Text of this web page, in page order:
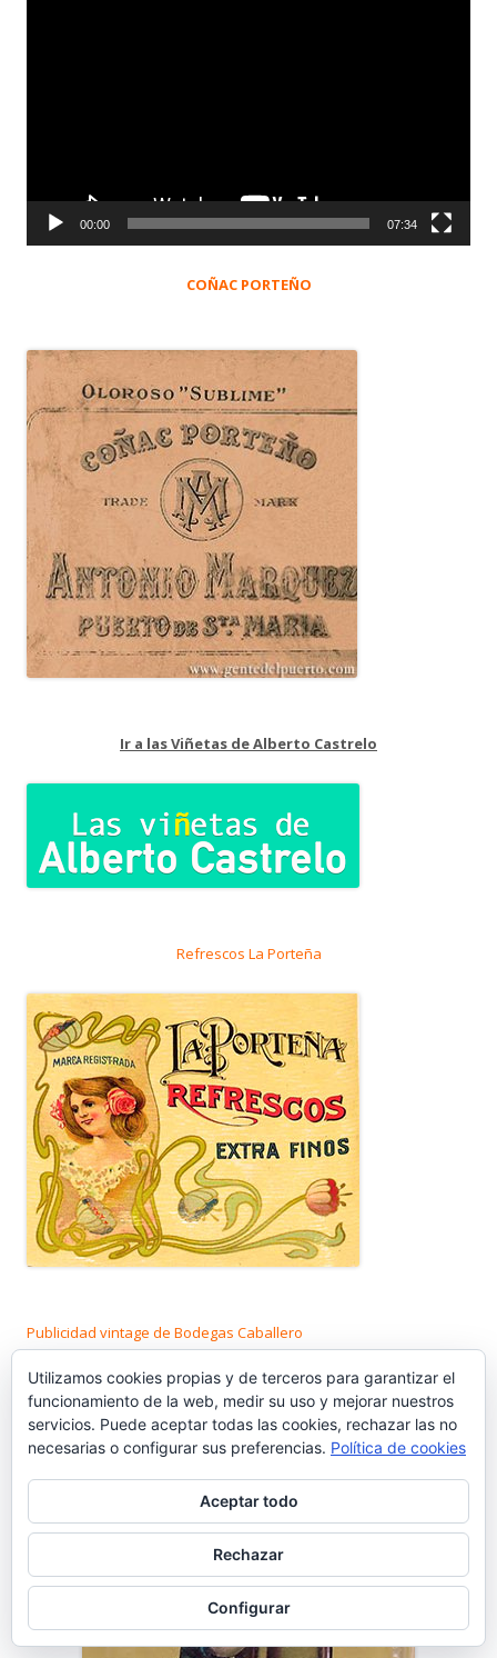
00:00 07:34
COÑAC PORTEÑO
Ir a las Viñetas de Alberto Castrelo
Refrescos La Porteña
Publicidad vintage de Bodegas Caballero
Utilizamos cookies propias y de terceros para garantizar el
funcionamiento de la web, medir su uso y mejorar nuestros
servicios. Puede aceptar todas las cookies, rechazar las no
necesarias o configurar sus preferencias. Política de cookies
Aceptar todo
Rechazar
Configurar